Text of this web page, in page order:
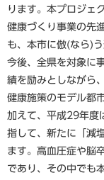
ります。本プロジェ
健康づくり事業の先
も、本市に倣(なら)
今後、全県を対象に
績を励みとしながら
健康施策のモデル都
加えて、平成29年度
指して、新たに「減
ます。高血圧症や脳
であり、その中でも